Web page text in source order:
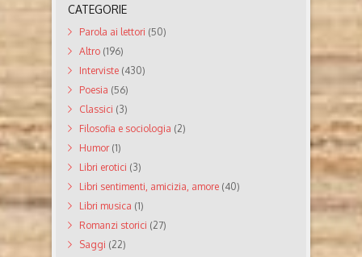
CATEGORIE
Parola ai lettori (50)
Altro (196)
Interviste (430)
Poesia (56)
Classici (3)
Filosofia e sociologia (2)
Humor(1)
Libri erotici (3)
Libri sentimenti, amicizia, amore (40)
Libri musica (1)
Romanzi storici (27)
Saggi (22)